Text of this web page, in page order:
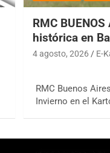
RMC
histórica en
4 agosto, 2026 E-
RMC Buenos
Invierno en el